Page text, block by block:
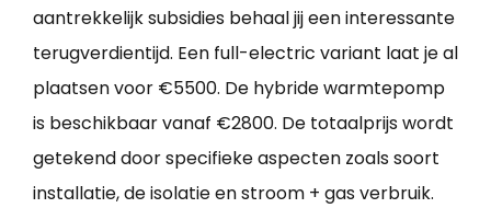
aantrekkelijk subsidies behaal jij een interessante
terugverdientijd. Een full-electric variant laat je al
plaatsen voor €5500. De hybride warmtepomp
is beschikbaar vanaf €2800. De totaalprijs wordt
getekend door specifieke aspecten zoals soort
installatie, de isolatie en stroom + gas verbruik.